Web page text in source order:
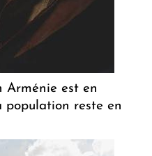
Arménie est en
population reste en